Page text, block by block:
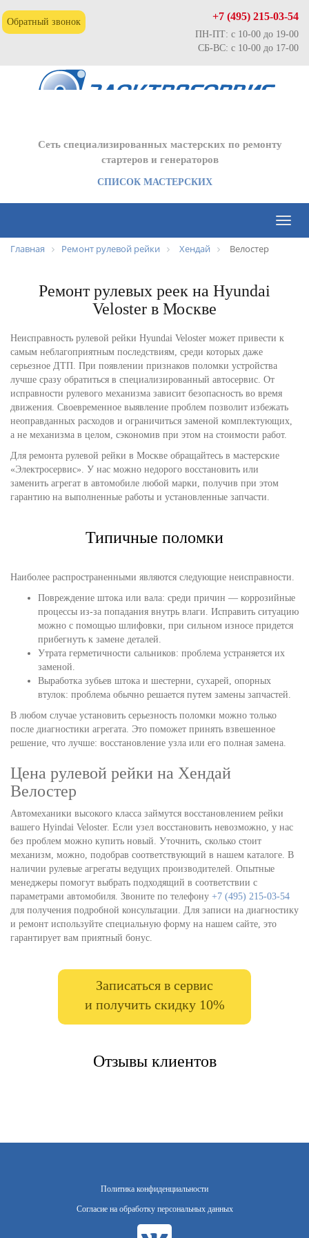
Обратный звонок +7 (495) 215-03-54
ПН-ПТ: с 10-00 до 19-00
СБ-ВС: с 10-00 до 17-00
Сеть специализированных мастерских по ремонту
стартеров и генераторов
СПИСОК МАСТЕРСКИХ
Toggle
Главная Ремонт рулевой рейки Хендай Велостер
Ремонт рулевых реек на Hyundai
Veloster в Москве
Неисправность рулевой рейки Hyundai Veloster может привести к
самым неблагоприятным последствиям, среди которых даже
серьезное ДТП. При появлении признаков поломки устройства
лучше сразу обратиться в специализированный автосервис. От
исправности рулевого механизма зависит безопасность во время
движения. Своевременное выявление проблем позволит избежать
неоправданных расходов и ограничиться заменой комплектующих,
а не механизма в целом, сэкономив при этом на стоимости работ.
Для ремонта рулевой рейки в Москве обращайтесь в мастерские
«Электросервис». У нас можно недорого восстановить или
заменить агрегат в автомобиле любой марки, получив при этом
гарантию на выполненные работы и установленные запчасти.
Типичные поломки
Наиболее распространенными являются следующие неисправности.
Повреждение штока или вала: среди причин — коррозийные
процессы из-за попадания внутрь влаги. Исправить ситуацию
можно с помощью шлифовки, при сильном износе придется
прибегнуть к замене деталей.
Утрата герметичности сальников: проблема устраняется их
заменой.
Выработка зубьев штока и шестерни, сухарей, опорных
втулок: проблема обычно решается путем замены запчастей.
В любом случае установить серьезность поломки можно только
после диагностики агрегата. Это поможет принять взвешенное
решение, что лучше: восстановление узла или его полная замена.
Цена рулевой рейки на Хендай
Велостер
Автомеханики высокого класса займутся восстановлением рейки
вашего Hyindai Veloster. Если узел восстановить невозможно, у нас
без проблем можно купить новый. Уточнить, сколько стоит
механизм, можно, подобрав соответствующий в нашем каталоге. В
наличии рулевые агрегаты ведущих производителей. Опытные
менеджеры помогут выбрать подходящий в соответствии с
параметрами автомобиля. Звоните по телефону +7 (495) 215-03-54
для получения подробной консультации. Для записи на диагностику
и ремонт используйте специальную форму на нашем сайте, это
гарантирует вам приятный бонус.
Записаться в сервис
и получить скидку 10%
Отзывы клиентов
Политика конфиденциальности
Согласие на обработку персональных данных